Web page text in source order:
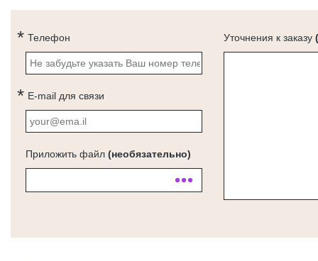
Телефон
E-mail для связи
Приложить файл (необязательно)
Уточнения к заказу